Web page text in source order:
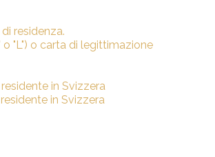
residenza.
"L") o carta di legittimazione
in Svizzera
in Svizzera